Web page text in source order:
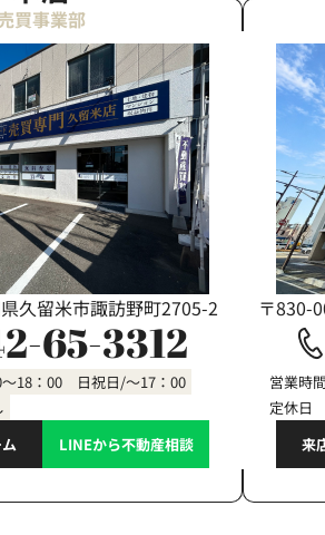
買事業部
久留米市諏訪野町2705-2
65-3312
18：00 日祝日/～17：00
LINEから不動産相談
〒830-
営業時間
定休日
来